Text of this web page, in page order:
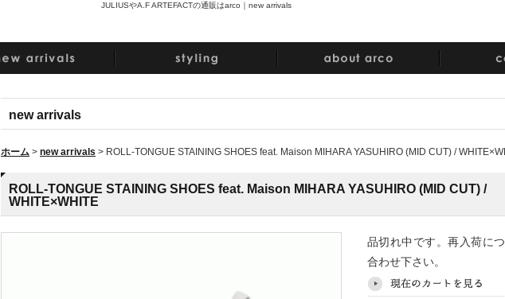
JULIUSやA.F ARTEFACTの通販はarco｜ new arrivals
new arrivals
ホーム > new arrivals > ROLL-TONGUE STAINING SHOES feat. Maison MIHARA YASUHIRO (MID CUT) /
ROLL-TONGUE STAINING SHOES feat. Maison MIHARA YASUHIRO (MID CUT) /
WHITE×WHITE
品切れ中です。再入荷に
合わせ下さい。